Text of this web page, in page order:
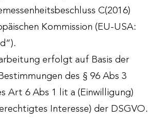
C(2016)
Kommission (EU-USA:
erfolgt auf Basis der
des § 96 Abs 3
Art 6 Abs 1 lit a (Einwilligung)
Interesse) der DSGVO.